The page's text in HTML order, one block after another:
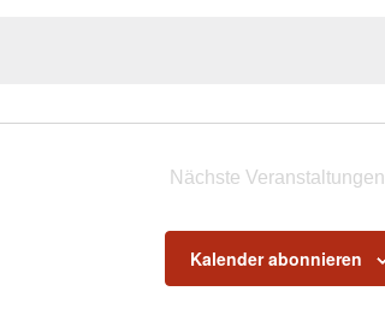
Nächste Veranstaltungen
Kalender abonnieren